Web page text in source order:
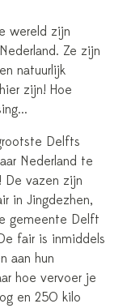
wereld zijn
Ze zijn
natuurlijk
zijn! Hoe
Delfts
Nederland te
De vazen zijn
in Jingdezhen,
gemeente Delft
fair is inmiddels
aan hun
hoe vervoer je
en 250 kilo